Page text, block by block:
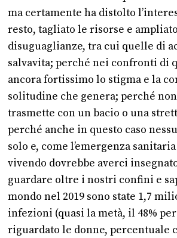
ma certamente ha distolto
resto, tagliato le risorse e
disuguaglianze, tra cui quelle di
salvavita; perché nei confronti di
ancora fortissimo lo stigma e la
solitudine che genera; perché
trasmette con un bacio o una
perché anche in questo caso
solo e, come l’emergenza
vivendo dovrebbe averci
guardare oltre i nostri confini e
mondo nel 2019 sono state 1,7
infezioni (quasi la metà, il 48%
riguardato le donne, percentuale